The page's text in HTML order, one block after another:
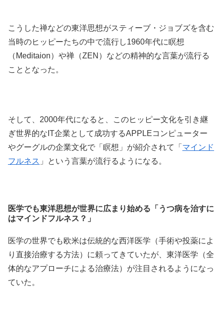
こうした禅などの東洋思想がスティーブ・ジョブズを含む
当時のヒッピーたちの中で流行し1960年代に瞑想
（Meditaion）や禅（ZEN）などの精神的な言葉が流行る
こととなった。
そして、2000年代になると、このヒッピー文化を引き継
ぎ世界的なIT企業として成功するAPPLEコンピューター
やグーグルの企業文化で「瞑想」が紹介されて「 マインド
フルネス 」という言葉が流行るようになる。
医学でも東洋思想が世界に広まり始める「うつ病を治すに
はマインドフルネス？」
医学の世界でも欧米は伝統的な西洋医学（手術や投薬によ
り直接治療する方法）に頼ってきていたが、東洋医学（全
体的なアプローチによる治療法）が注目されるようになっ
ていた。